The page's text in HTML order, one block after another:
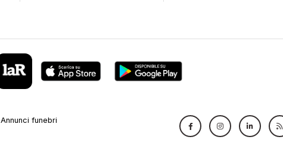
Annunci funebri